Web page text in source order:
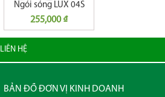
Ngói sóng LUX 04S
255,000 ₫
LIÊN HỆ
BẢN ĐỒ ĐƠN VỊ KINH DOANH